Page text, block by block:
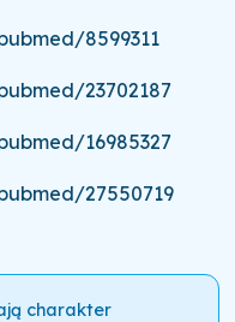
8599311
23702187
16985327
27550719
charakter